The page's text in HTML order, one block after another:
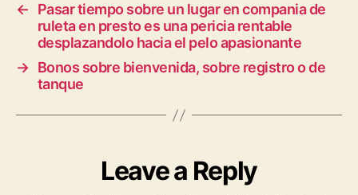
←
Pasar tiempo sobre un lugar en compania de
ruleta en presto es una pericia rentable
desplazandolo hacia el pelo apasionante
→ Bonos sobre bienvenida, sobre registro o de
tanque
Leave a Reply